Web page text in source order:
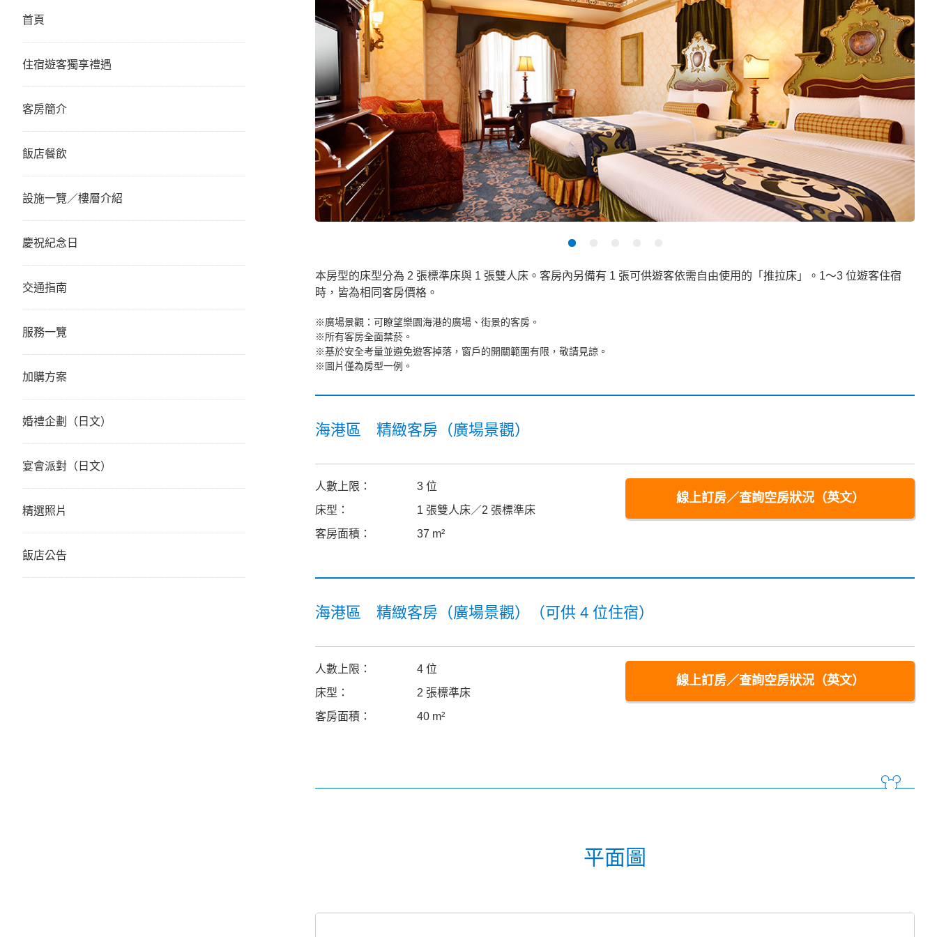
本房型的床型分為 2 張標準床與 1 張雙人床。客房內另備有 1 張可供遊客依需自由使用的「推拉床」。1～3 位遊客住宿
時，皆為相同客房價格。
※廣場景觀：可瞭望樂園海港的廣場、街景的客房。
※所有客房全面禁菸。
※基於安全考量並避免遊客掉落，窗戶的開關範圍有限，敬請見諒。
※圖片僅為房型一例。
海港區 精緻客房（廣場景觀）
人數上限：
3 位
床型：
1 張雙人床／2 張標準床
客房面積：
37 m²
線上訂房／查詢空房狀況（英文）
海港區 精緻客房（廣場景觀）（可供 4 位住宿）
人數上限：
4 位
床型：
2 張標準床
客房面積：
40 m²
線上訂房／查詢空房狀況（英文）
平面圖
首頁
住宿遊客獨享禮遇
客房簡介
飯店餐飲
設施一覽／樓層介紹
慶祝紀念日
交通指南
服務一覽
加購方案
婚禮企劃（日文）
宴會派對（日文）
精選照片
飯店公告